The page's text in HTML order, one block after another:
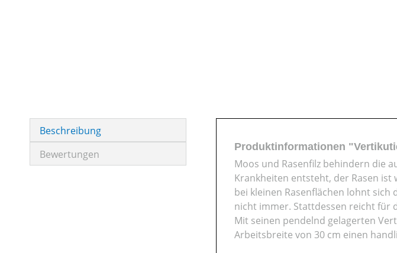
Beschreibung
Bewertungen
Produktinformationen
Moos und Rasenfilz behindern die
Krankheiten entsteht, der Rasen
bei kleinen Rasenflächen lohnt
nicht immer. Stattdessen reicht für
Mit seinen pendelnd gelagerten
Arbeitsbreite von 30 cm einen